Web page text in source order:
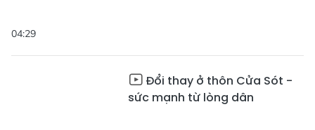
04:29
Đổi thay ở thôn Cửa Sót -
sức mạnh từ lòng dân